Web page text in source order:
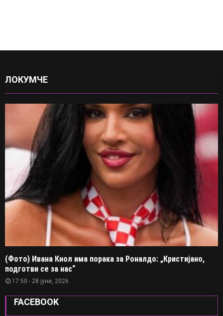
ЛОКУМЧЕ
(Фото) Ивана Кнол има порака за Роналдо: „Кристијано,
подготви се за нас“
17:50 - 28 јуни, 2026
FACEBOOK